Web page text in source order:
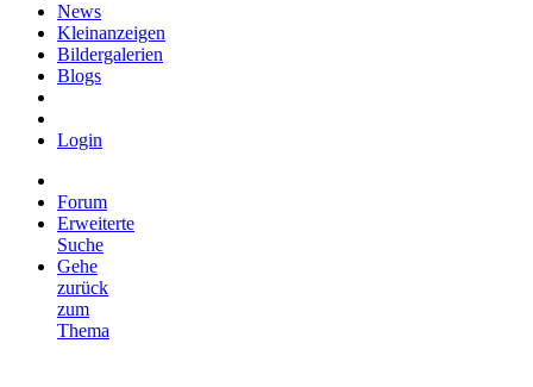
News
Kleinanzeigen
Bildergalerien
Blogs
Login
Forum
Erweiterte
Suche
Gehe
zurück
zum
Thema